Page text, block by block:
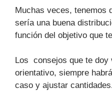
Muchas veces, tenemos
sería una buena
función del objetivo que
Los consejos que te
orientativo, siempre
caso y ajustar